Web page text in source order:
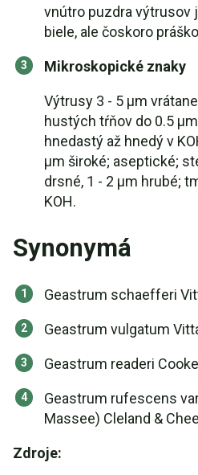
vnútro puzdra výtrusov
biele, ale čoskoro
Mikroskopické znaky
Výtrusy 3 - 5 µm
hustých tŕňov do 0.5
hnedastý až hnedý v
µm široké; aseptické;
drsné, 1 - 2 µm hrubé;
KOH.
Synonymá
Geastrum schaefferi
Geastrum vulgatum
Geastrum readeri
Geastrum rufescens
Massee) Cleland &
Zdroje: